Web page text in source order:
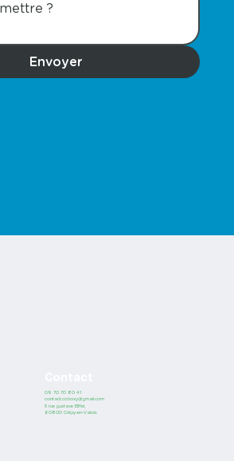
Envoyer
09 70 70 80 41
contact.coboxy@gmail.com
5 rue gustave Eiffel,
60800 Crépy-en-Valois